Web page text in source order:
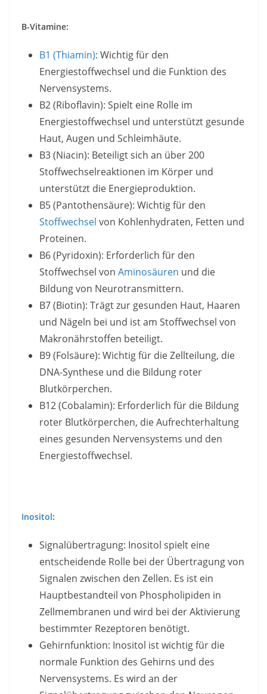
B-Vitamine:
B1 (Thiamin): Wichtig für den
Energiestoffwechsel und die Funktion des
Nervensystems.
B2 (Riboflavin): Spielt eine Rolle im
Energiestoffwechsel und unterstützt gesunde
Haut, Augen und Schleimhäute.
B3 (Niacin): Beteiligt sich an über 200
Stoffwechselreaktionen im Körper und
unterstützt die Energieproduktion.
B5 (Pantothensäure): Wichtig für den
Stoffwechsel von Kohlenhydraten, Fetten und
Proteinen.
B6 (Pyridoxin): Erforderlich für den
Stoffwechsel von Aminosäuren und die
Bildung von Neurotransmittern.
B7 (Biotin): Trägt zur gesunden Haut, Haaren
und Nägeln bei und ist am Stoffwechsel von
Makronährstoffen beteiligt.
B9 (Folsäure): Wichtig für die Zellteilung, die
DNA-Synthese und die Bildung roter
Blutkörperchen.
B12 (Cobalamin): Erforderlich für die Bildung
roter Blutkörperchen, die Aufrechterhaltung
eines gesunden Nervensystems und den
Energiestoffwechsel.
Inositol:
Signalübertragung: Inositol spielt eine
entscheidende Rolle bei der Übertragung von
Signalen zwischen den Zellen. Es ist ein
Hauptbestandteil von Phospholipiden in
Zellmembranen und wird bei der Aktivierung
bestimmter Rezeptoren benötigt.
Gehirnfunktion: Inositol ist wichtig für die
normale Funktion des Gehirns und des
Nervensystems. Es wird an der